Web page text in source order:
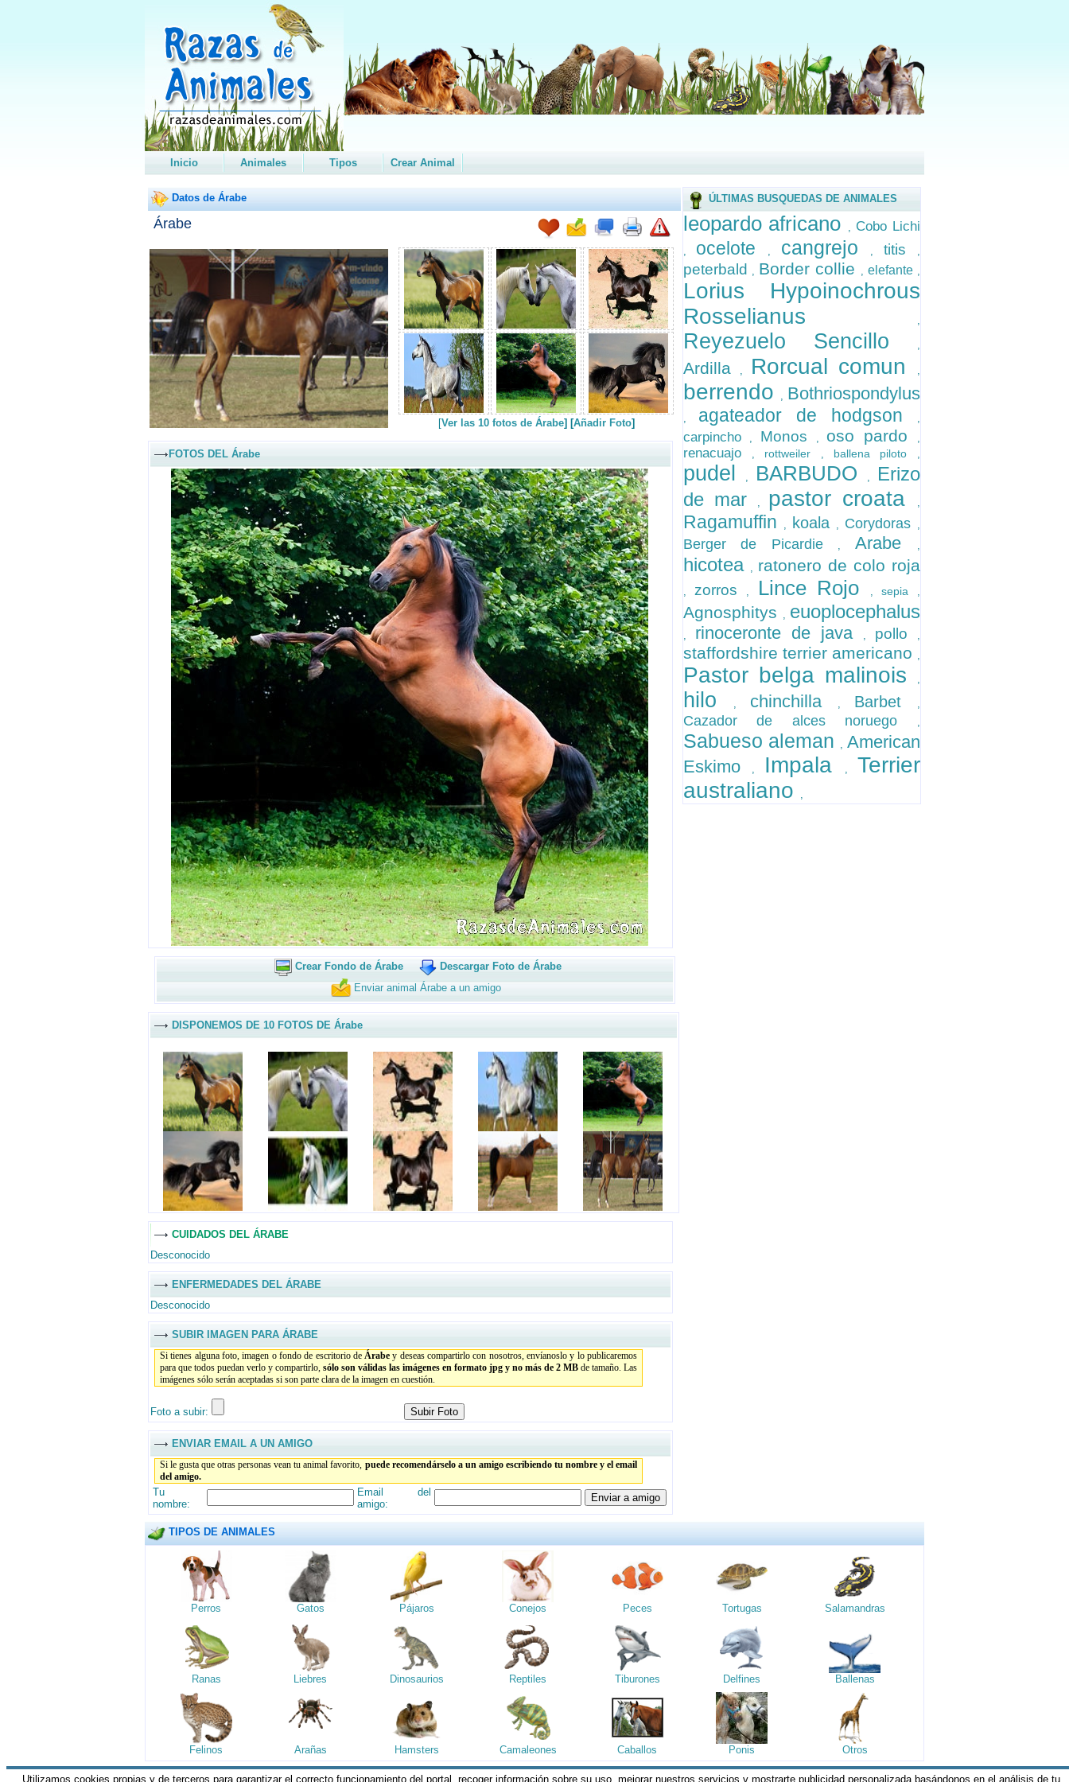
Utilizamos cookies propias y de terceros para garantizar el correcto funcionamiento del portal, recoger información sobre su uso, mejorar nuestros servicios y mostrarte publicidad personalizada basándonos en el análisis de tu
Inicio Animales Tipos Crear Animal
Datos de Árabe
Árabe
[Ver las 10 fotos de Árabe] [Añadir Foto]
FOTOS DEL Árabe
Crear Fondo de Árabe
Descargar Foto de Árabe
Enviar animal Árabe a un amigo
DISPONEMOS DE 10 FOTOS DE Árabe
CUIDADOS DEL ÁRABE
Desconocido
ENFERMEDADES DEL ÁRABE
Desconocido
SUBIR IMAGEN PARA ÁRABE
Si tienes alguna foto, imagen o fondo de escritorio deÁrabe y deseas compartirlo con nosotros, envíanoslo y lo publicaremos
para que todos puedan verlo y compartirlo, sólo son válidas las imágenes en formato jpg y no más de 2 MB de tamaño. Las
imágenes sólo serán aceptadas si son parte clara de la imagen en cuestión.
Foto a subir:
ENVIAR EMAIL A UN AMIGO
Si le gusta que otras personas vean tu animal favorito, puede recomendárselo a un amigo escribiendo tu nombre y el email
del amigo.
Tu
nombre:
Email del
amigo:
ÚLTIMAS BUSQUEDAS DE ANIMALES
leopardo africano , Cobo Lichi
, ocelote , cangrejo , titis ,
peterbald , Border collie , elefante ,
Lorius Hypoinochrous
Rosselianus
,
Reyezuelo Sencillo ,
Ardilla , Rorcual comun ,
berrendo , Bothriospondylus
, agateador de hodgson ,
carpincho , Monos ,oso pardo ,
renacuajo , rottweiler , ballena piloto ,
pudel , BARBUDO ,
Erizo
de mar
, pastor croata ,
Ragamuffin , koala , Corydoras ,
Berger de Picardie , Arabe ,
hicotea , ratonero de colo roja
, zorros , Lince Rojo ,sepia ,
Agnosphitys , euoplocephalus
, rinoceronte de java , pollo ,
staffordshire terrier americano ,
Pastor belga malinois ,
hilo , chinchilla , Barbet ,
Cazador de alces noruego ,
Sabueso aleman , American
Eskimo
, Impala , Terrier
australiano
,
TIPOS DE ANIMALES
Perros Gatos Pájaros Conejos Peces Tortugas Salamandras
Ranas Liebres Dinosaurios Reptiles Tiburones Delfines Ballenas
Felinos Arañas Hamsters Camaleones Caballos Ponis Otros